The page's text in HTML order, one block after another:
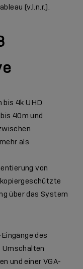
(v.l.n.r.).
4k UHD
40m und
als
von
über das System
des
und einer VGA-